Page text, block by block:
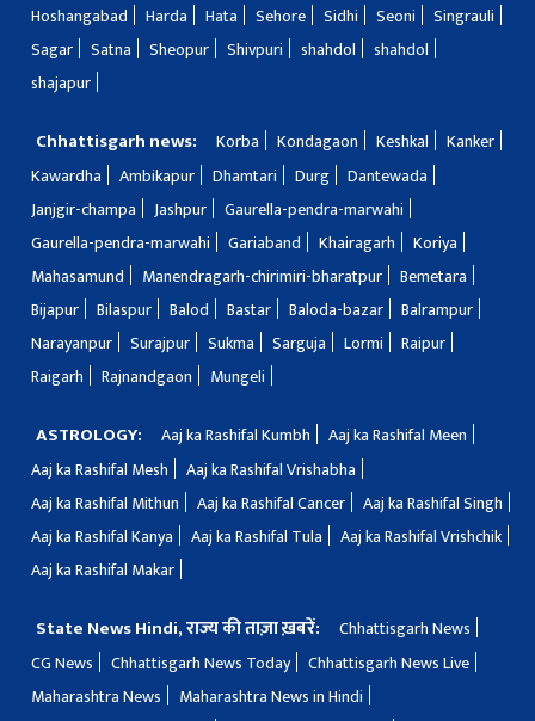
Hoshangabad
Harda Hata Sehore Sidhi Seoni
Singrauli
Sagar
Satna Sheopur Shivpuri shahdol
shahdol
shajapur
Chhattisgarh news: Korba Kondagaon Keshkal
Kanker
Kawardha
Ambikapur Dhamtari Durg
Dantewada
Janjgir-champa
Jashpur
Gaurella-pendra-marwahi
Gaurella-pendra-marwahi
Gariaband Khairagarh
Koriya
Mahasamund
Manendragarh-chirimiri-bharatpur
Bemetara
Bijapur
Bilaspur Balod Bastar Baloda-bazar
Balrampur
Narayanpur
Surajpur Sukma Sarguja Lormi
Raipur
Raigarh
Rajnandgaon Mungeli
ASTROLOGY: Aaj ka Rashifal Kumbh
Aaj ka Rashifal Meen
Aaj ka Rashifal Mesh
Aaj ka Rashifal Vrishabha
Aaj ka Rashifal Mithun
Aaj ka Rashifal Cancer
Aaj ka Rashifal Singh
Aaj ka Rashifal Kanya
Aaj ka Rashifal Tula
Aaj ka Rashifal Vrishchik
Aaj ka Rashifal Makar
State News Hindi, राज्य की ताज़ा ख़बरें:
Chhattisgarh News
CG News
Chhattisgarh News Today
Chhattisgarh News Live
Maharashtra News
Maharashtra News in Hindi